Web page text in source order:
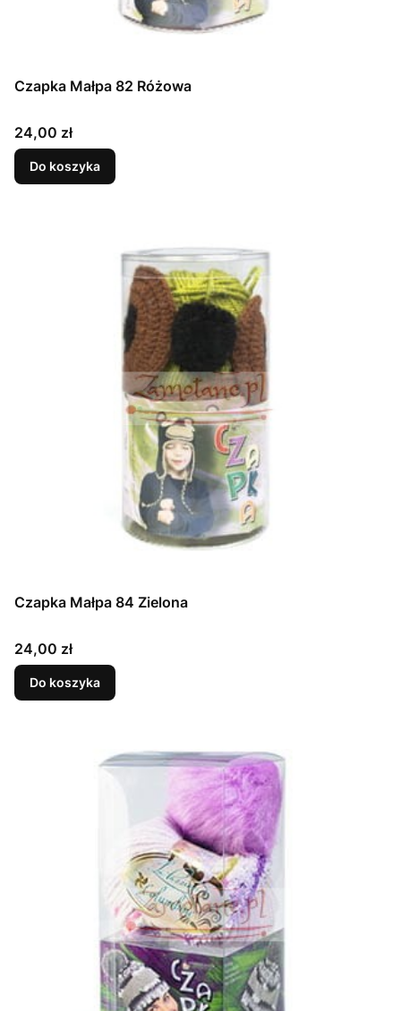
Czapka Małpa 82 Różowa
Cena
24,00 zł
Do koszyka
Czapka Małpa 84 Zielona
Cena
24,00 zł
Do koszyka